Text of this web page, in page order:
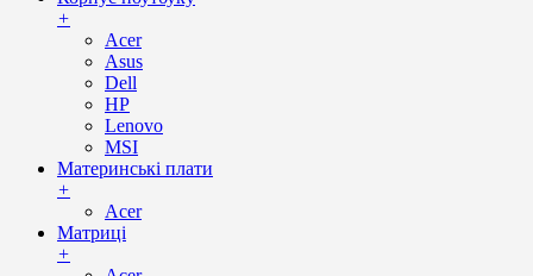
+
Acer
Asus
Dell
HP
Lenovo
MSI
Материнські плати
+
Acer
Матриці
+